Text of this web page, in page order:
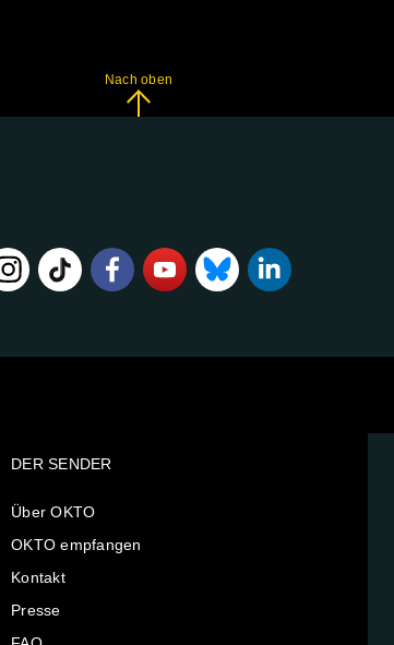
Nach oben
DER SENDER
Über OKTO
OKTO empfangen
Kontakt
Presse